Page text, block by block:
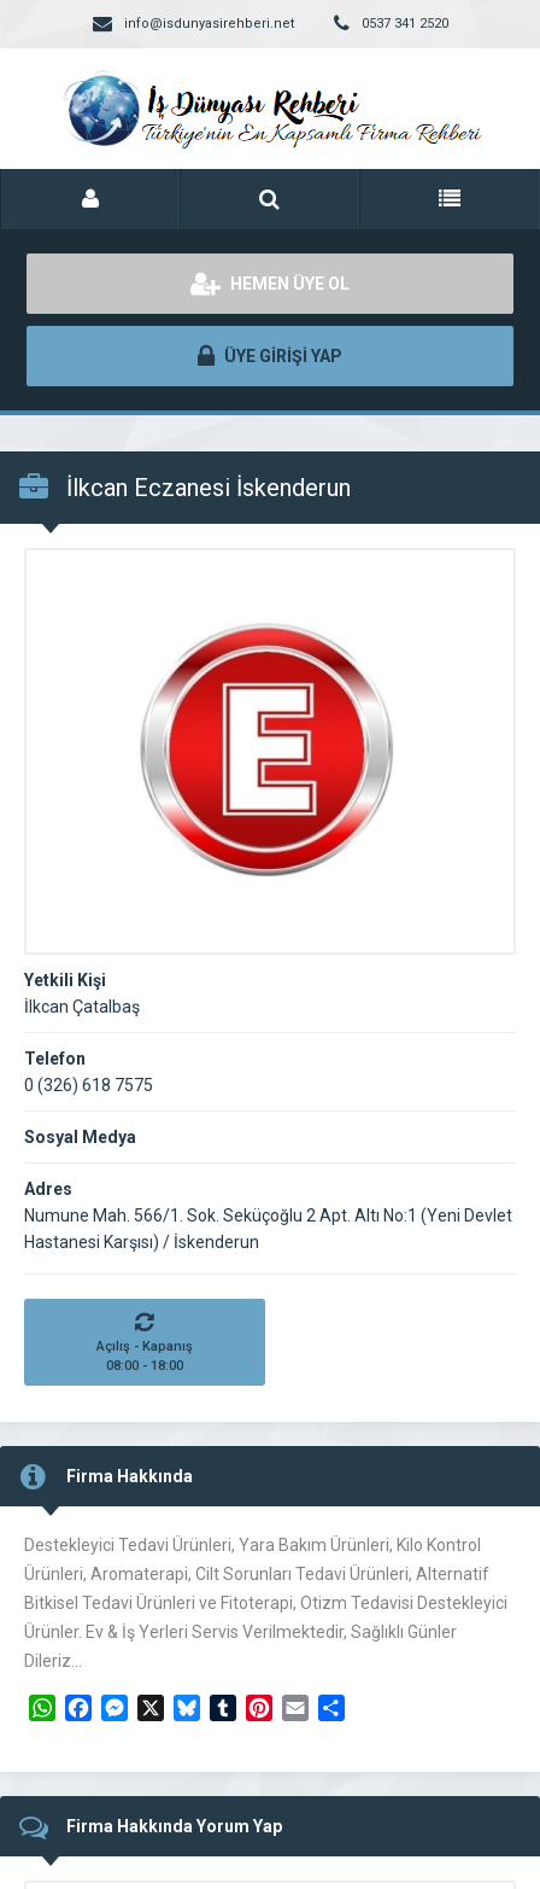
info@isdunyasirehberi.net 0537 341 2520
HEMEN ÜYE OL
ÜYE GİRİŞİ YAP
İlkcan Eczanesi İskenderun
Yetkili Kişi
İlkcan Çatalbaş
Telefon
0 (326) 618 7575
Sosyal Medya
Adres
Numune Mah. 566/1. Sok. Seküçoğlu 2 Apt. Altı No:1 (Yeni Devlet
Hastanesi Karşısı) / İskenderun
Açılış - Kapanış
08:00 - 18:00
Firma Hakkında
Destekleyici Tedavi Ürünleri, Yara Bakım Ürünleri, Kilo Kontrol
Ürünleri, Aromaterapi, Cilt Sorunları Tedavi Ürünleri, Alternatif
Bitkisel Tedavi Ürünleri ve Fitoterapi, Otizm Tedavisi Destekleyici
Ürünler. Ev & İş Yerleri Servis Verilmektedir, Sağlıklı Günler
Dileriz…
WhatsAppFacebookMessengerBlueskyTumblrPinterest
Email
Firma Hakkında Yorum Yap